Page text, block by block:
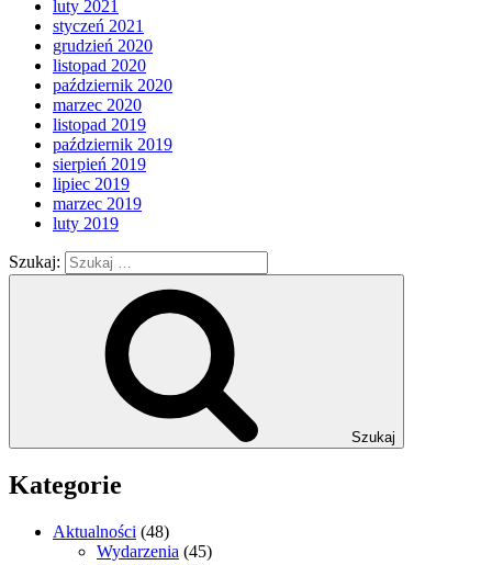
luty 2021
styczeń 2021
grudzień 2020
listopad 2020
październik 2020
marzec 2020
listopad 2019
październik 2019
sierpień 2019
lipiec 2019
marzec 2019
luty 2019
Szukaj:
Szukaj
Kategorie
Aktualności (48)
Wydarzenia (45)